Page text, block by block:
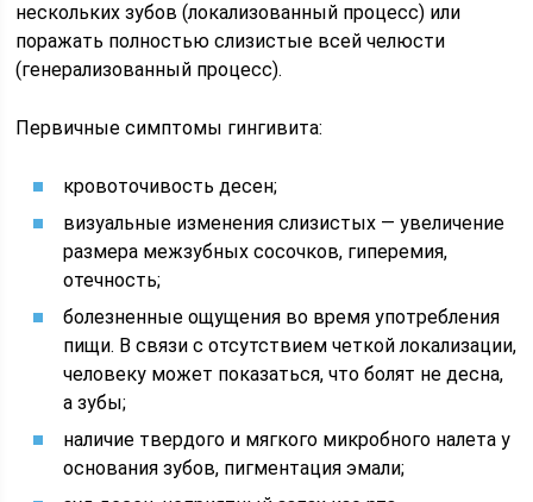
нескольких зубов (локализованный процесс) или
поражать полностью слизистые всей челюсти
(генерализованный процесс).
Первичные симптомы гингивита:
кровоточивость десен;
визуальные изменения слизистых — увеличение
размера межзубных сосочков, гиперемия,
отечность;
болезненные ощущения во время употребления
пищи. В связи с отсутствием четкой локализации,
человеку может показаться, что болят не десна,
а зубы;
наличие твердого и мягкого микробного налета у
основания зубов, пигментация эмали;